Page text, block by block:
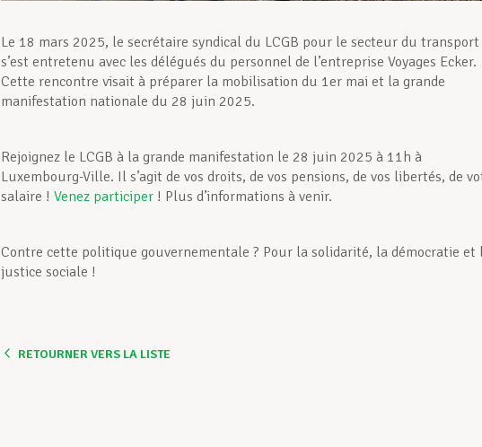
Le 18 mars 2025, le secrétaire syndical du LCGB pour le secteur du transport
s’est entretenu avec les délégués du personnel de l’entreprise Voyages Ecker.
Cette rencontre visait à préparer la mobilisation du 1er mai et la grande
manifestation nationale du 28 juin 2025.
Rejoignez le LCGB à la grande manifestation le 28 juin 2025 à 11h à
Luxembourg-Ville. Il s’agit de vos droits, de vos pensions, de vos libertés, de
salaire ! Venez participer ! Plus d’informations à venir.
Contre cette politique gouvernementale ? Pour la solidarité, la démocratie et
justice sociale !
RETOURNER VERS LA LISTE